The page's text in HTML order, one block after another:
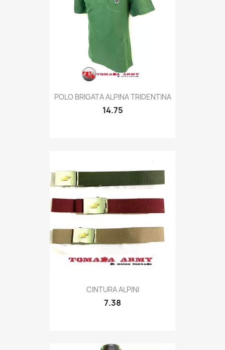
Quick view
POLO BRIGATA ALPINA TRIDENTINA
14.75
Quick view
CINTURA ALPINI
7.38